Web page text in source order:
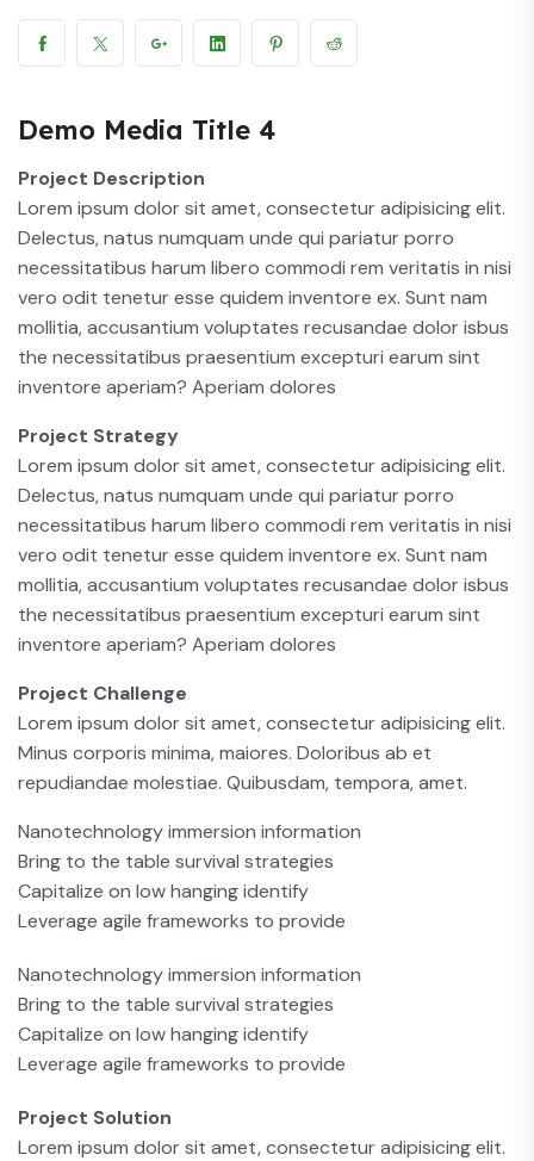
Demo Media Title 4
Project Description
Lorem ipsum dolor sit amet, consectetur adipisicing elit.
Delectus, natus numquam unde qui pariatur porro
necessitatibus harum libero commodi rem veritatis in nisi
vero odit tenetur esse quidem inventore ex. Sunt nam
mollitia, accusantium voluptates recusandae dolor isbus
the necessitatibus praesentium excepturi earum sint
inventore aperiam? Aperiam dolores
Project Strategy
Lorem ipsum dolor sit amet, consectetur adipisicing elit.
Delectus, natus numquam unde qui pariatur porro
necessitatibus harum libero commodi rem veritatis in nisi
vero odit tenetur esse quidem inventore ex. Sunt nam
mollitia, accusantium voluptates recusandae dolor isbus
the necessitatibus praesentium excepturi earum sint
inventore aperiam? Aperiam dolores
Project Challenge
Lorem ipsum dolor sit amet, consectetur adipisicing elit.
Minus corporis minima, maiores. Doloribus ab et
repudiandae molestiae. Quibusdam, tempora, amet.
Nanotechnology immersion information
Bring to the table survival strategies
Capitalize on low hanging identify
Leverage agile frameworks to provide
Nanotechnology immersion information
Bring to the table survival strategies
Capitalize on low hanging identify
Leverage agile frameworks to provide
Project Solution
Lorem ipsum dolor sit amet, consectetur adipisicing elit.